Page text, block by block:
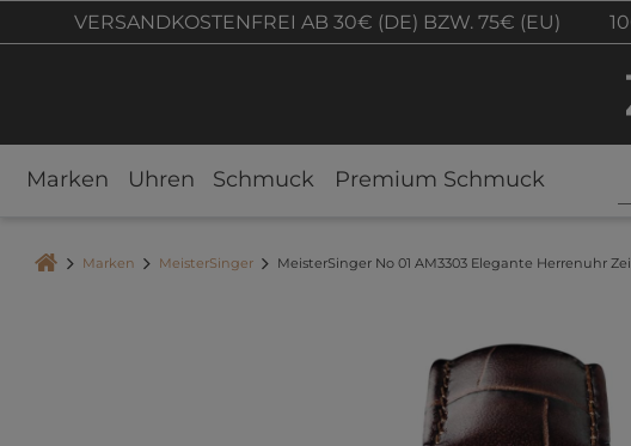
VERSANDKOSTENFREI AB 30€ (DE) BZW. 75€ (EU)
Marken Uhren Schmuck Premium Schmuck
Marken MeisterSinger MeisterSinger No 01 AM3303 Elegante Herrenuhr